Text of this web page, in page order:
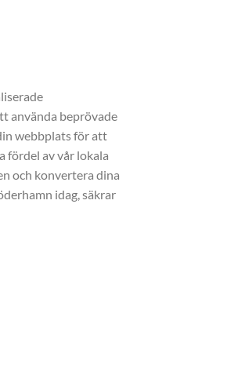
använda beprövade
webbplats för att
fördel av vår lokala
och konvertera dina
idag, säkrar